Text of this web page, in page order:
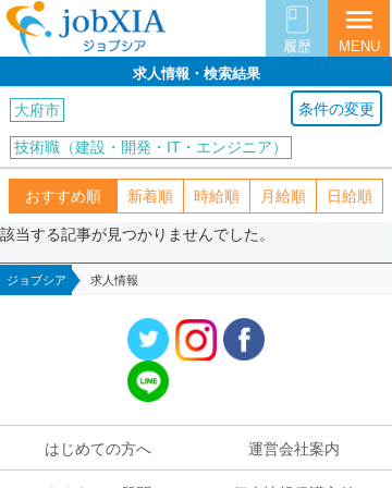
履歴
menu
MENU
求人情報・検索結果
条件の変更
大府市
技術職（建設・開発・IT・エンジニア）
おすすめ順 新着順 時給順 月給順 日給順
該当する記事が見つかりませんでした。
ジョブシア 求人情報
はじめての方へ 運営会社案内